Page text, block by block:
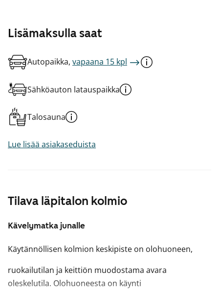
Tilava läpitalon kolmio
Kävelymatka junalle
Käytännöllisen kolmion keskipiste on olohuoneen,
ruokailutilan ja keittiön muodostama avara
oleskelutila. Olohuoneesta on käynti
Lisämaksulla saat
Autopaikka, vapaana 15 kpl
Sähköauton latauspaikka
Talosauna
Lue lisää asiakaseduista